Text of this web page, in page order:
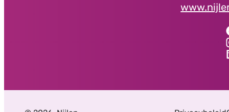
Website